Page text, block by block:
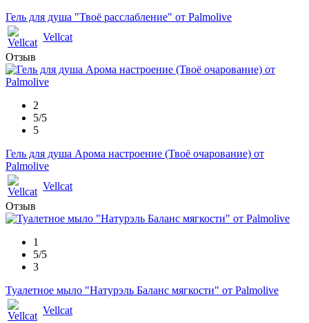
Гель для душа "Твоё расслабление" от Palmolive
Vellcat
Отзыв
2
5/5
5
Гель для душа Арома настроение (Твоё очарование) от
Palmolive
Vellcat
Отзыв
1
5/5
3
Туалетное мыло "Натурэль Баланс мягкости" от Palmolive
Vellcat